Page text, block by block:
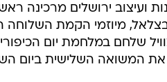
ועיצוב ירושלים מרכינה
מיוזמי הקמת
שלחם במלחמת יום